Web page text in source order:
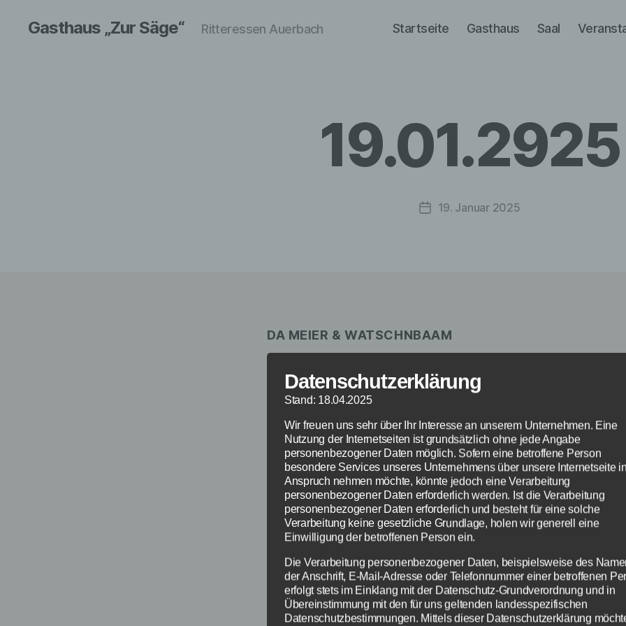
Gasthaus „Zur Säge“ Ritteressen Auerbach Startseite Gasthaus Saal
19.01.2925
Veröffentlichungsdatum
19. Januar 2025
DA MEIER & WATSCHNBAAM
(Mit´m Meier von Da Huawa, da Meier und I
Vorpremiere
“Wanted“
Bayerische Musik-Comedy
Preis
Preis:
Tickets auch online erhältlich
Datenschutzerklärung
Stand: 18.04.2025
Wir freuen uns sehr über Ihr Interesse an unserem Unternehmen. Eine
Nutzung der Internetseiten ist grundsätzlich ohne jede Angabe
personenbezogener Daten möglich. Sofern eine betroffene Person
besondere Services unseres Unternehmens über unsere Internetseite in
Anspruch nehmen möchte, könnte jedoch eine Verarbeitung
personenbezogener Daten erforderlich werden. Ist die Verarbeitung
personenbezogener Daten erforderlich und besteht für eine solche
Verarbeitung keine gesetzliche Grundlage, holen wir generell eine
Einwilligung der betroffenen Person ein.
Die Verarbeitung personenbezogener Daten, beispielsweise des
der Anschrift, E-Mail-Adresse oder Telefonnummer einer betroffenen
erfolgt stets im Einklang mit der Datenschutz-Grundverordnung und in
Übereinstimmung mit den für uns geltenden landesspezifischen
Datenschutzbestimmungen. Mittels dieser Datenschutzerklärung